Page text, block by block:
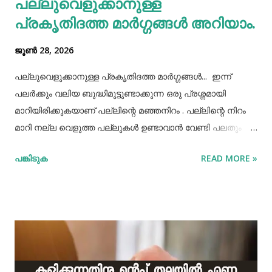
കൂട...
പ്രകൃതിദത്ത മാര്‍ഗ്ഗങ്ങള്‍ അറിയാം.
ജൂൺ 28, 2026
പല്ലുവെളുക്കാനുള്ള പ്രകൃതിദത്ത മാര്‍ഗ്ഗങ്ങള്‍... ഇന്ന്
പലർക്കും വലിയ ബുദ്ധിമുട്ടുണ്ടാക്കുന്ന ഒരു പ്രശ്നമായി
മാറിയിരിക്കുകയാണ് പല്ലിന്റെ മഞ്ഞനിറം . പല്ലിന്റെ നിറം
മാറി നല്ല വെളുത്ത പല്ലുകൾ ഉണ്ടാവാൻ വേണ്ടി പലതും
പല്ലിന്‍റെ മഞ്ഞനിറം മാറ്റാന്‍ പല മാര്‍ഗ്ഗങ്ങളും
പരിചയപ്പെടാം. പഴങ്ങളും പച്ചക്കറികളും വിറ്റാമിന്‍ സി
അടങ്ങിയ പഴങ്ങളും പച്ചക്കറികളും നാരങ്ങ വര്‍ഗ്ഗത്തില്‍ പെട്ട
പഴങ്ങളില്‍ വിറ്റാമിന്‍ സി ധാരാളമായി അടങ്ങിയിട്ടുണ്ട്. ഇവ
പങ്കിടുക READ MORE »